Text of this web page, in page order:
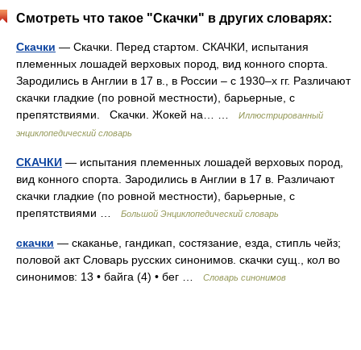
Смотреть что такое "Скачки" в других словарях:
Скачки — Скачки. Перед стартом. СКАЧКИ, испытания
племенных лошадей верховых пород, вид конного спорта.
Зародились в Англии в 17 в., в России – с 1930–х гг. Различают
скачки гладкие (по ровной местности), барьерные, с
препятствиями. Скачки. Жокей на… …
Иллюстрированный
энциклопедический словарь
СКАЧКИ — испытания племенных лошадей верховых пород,
вид конного спорта. Зародились в Англии в 17 в. Различают
скачки гладкие (по ровной местности), барьерные, с
препятствиями …
Большой Энциклопедический словарь
скачки — скаканье, гандикап, состязание, езда, стипль чейз;
половой акт Словарь русских синонимов. скачки сущ., кол во
синонимов: 13 • байга (4) • бег …
Словарь синонимов